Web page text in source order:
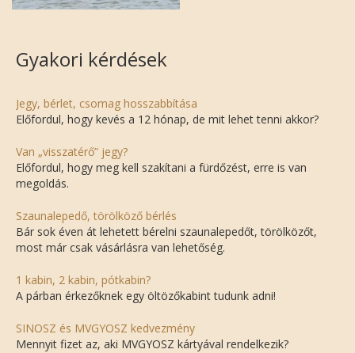
Gyakori kérdések
Jegy, bérlet, csomag hosszabbítása
Előfordul, hogy kevés a 12 hónap, de mit lehet tenni akkor?
Van „visszatérő” jegy?
Előfordul, hogy meg kell szakítani a fürdőzést, erre is van
megoldás.
Szaunalepedő, törölköző bérlés
Bár sok éven át lehetett bérelni szaunalepedőt, törölközőt,
most már csak vásárlásra van lehetőség.
1 kabin, 2 kabin, pótkabin?
A párban érkezőknek egy öltözőkabint tudunk adni!
SINOSZ és MVGYOSZ kedvezmény
Mennyit fizet az, aki MVGYOSZ kártyával rendelkezik?